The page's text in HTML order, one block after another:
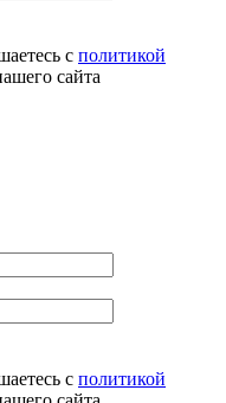
с политикой
сайта
с политикой